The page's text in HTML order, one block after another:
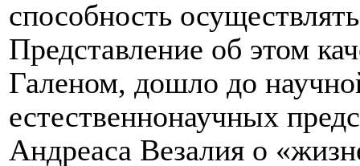
способность
Представление об этом
Галеном, дошло до
естественнонаучных
Андреаса Везалия о